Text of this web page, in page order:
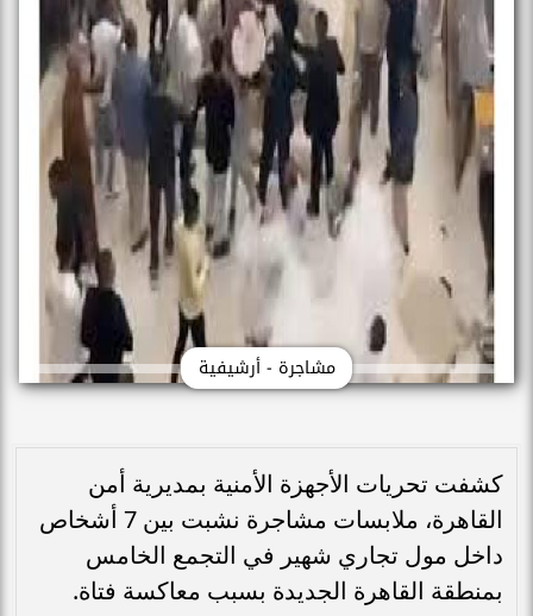
مشاجرة - أرشيفية
كشفت تحريات الأجهزة الأمنية بمديرية أمن
القاهرة
، ملابسات مشاجرة نشبت بين 7 أشخاص
داخل مول تجاري شهير في التجمع الخامس
بمنطقة القاهرة الجديدة بسبب معاكسة فتاة.